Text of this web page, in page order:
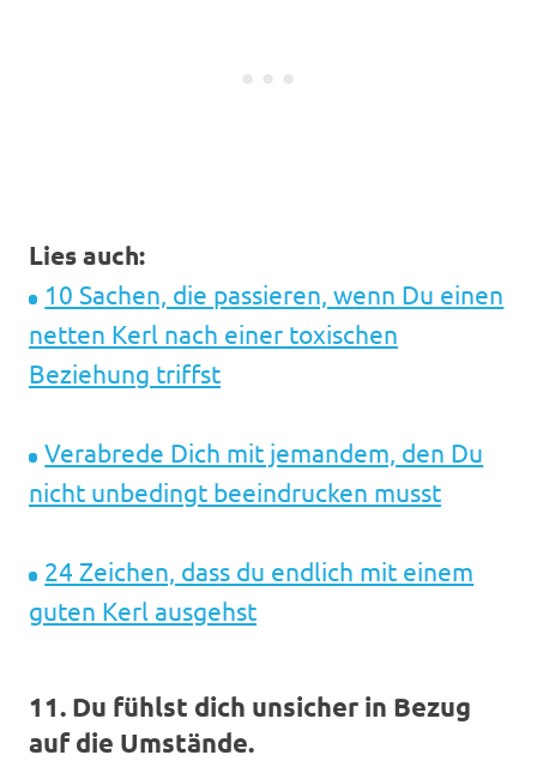
Lies auch:
10 Sachen, die passieren, wenn Du einen
netten Kerl nach einer toxischen
Beziehung triffst
Verabrede Dich mit jemandem, den Du
nicht unbedingt beeindrucken musst
24 Zeichen, dass du endlich mit einem
guten Kerl ausgehst
11. Du fühlst dich unsicher in Bezug
auf die Umstände.